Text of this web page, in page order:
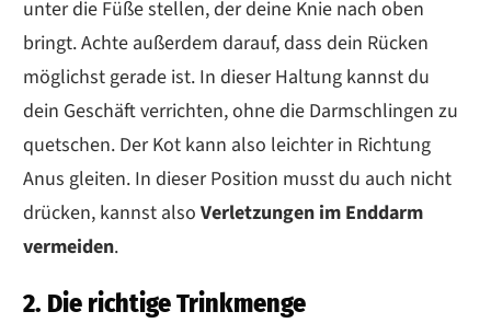
unter die Füße stellen, der deine Knie nach oben
bringt. Achte außerdem darauf, dass dein Rücken
möglichst gerade ist. In dieser Haltung kannst du
dein Geschäft verrichten, ohne die Darmschlingen zu
quetschen. Der Kot kann also leichter in Richtung
Anus gleiten. In dieser Position musst du auch nicht
drücken, kannst also Verletzungen im Enddarm
vermeiden.
2. Die richtige Trinkmenge